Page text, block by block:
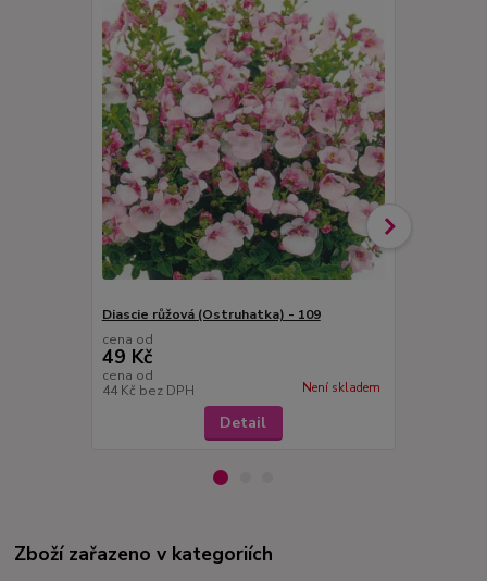
Diascie růžová (Ostruhatka) - 109
cena od
49 Kč
cena od
44 Kč bez DPH Není skladem
Detail
Zboží zařazeno v kategoriích